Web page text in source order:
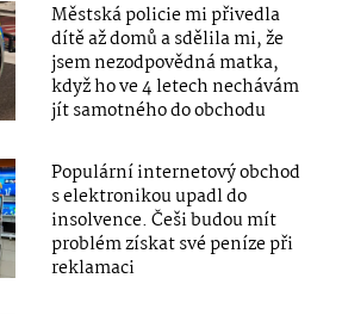
Městská policie mi přivedla
dítě až domů a sdělila mi, že
jsem nezodpovědná matka,
když ho ve 4 letech nechávám
jít samotného do obchodu
Populární internetový obchod
s elektronikou upadl do
insolvence. Češi budou mít
problém získat své peníze při
reklamaci